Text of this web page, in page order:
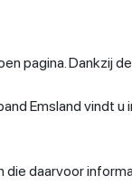
pagina. Dankzij
Emsland vindt u
die daarvoor